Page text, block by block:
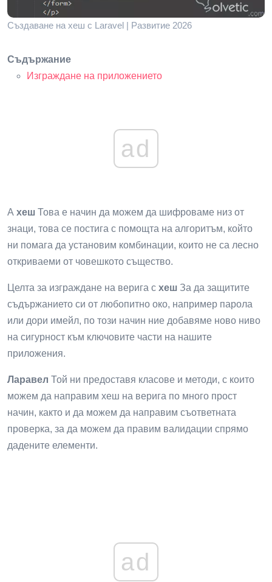
Създаване на хеш с Laravel | Развитие 2026
Съдържание
Изграждане на приложението
ad
А хеш Това е начин да можем да шифроваме низ от
знаци, това се постига с помощта на алгоритъм, който
ни помага да установим комбинации, които не са лесно
откриваеми от човешкото същество.
Целта за изграждане на верига с хеш За да защитите
съдържанието си от любопитно око, например парола
или дори имейл, по този начин ние добавяме ново ниво
на сигурност към ключовите части на нашите
приложения.
Ларавел Той ни предоставя класове и методи, с които
можем да направим хеш на верига по много прост
начин, както и да можем да направим съответната
проверка, за да можем да правим валидации спрямо
дадените елементи.
ad